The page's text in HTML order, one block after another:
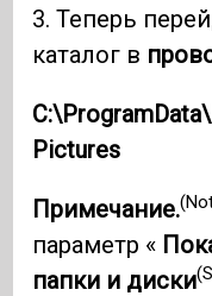
3. Теперь
каталог в
Pictures
Примечание.
параметр «
папки и диски